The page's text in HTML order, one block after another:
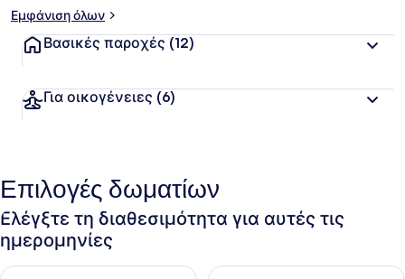
γ
ς
α
Εμφάνιση όλων
Βασικές παροχές (12)
Για οικογένειες (6)
Επιλογές δωματίων
Ελέγξτε τη διαθεσιμότητα για αυτές τις
ημερομηνίες
Έλεγχος διαθεσιμότητας για απόψε Αυγ 10 - Αυγ 11
Έλεγχος διαθεσιμότητας